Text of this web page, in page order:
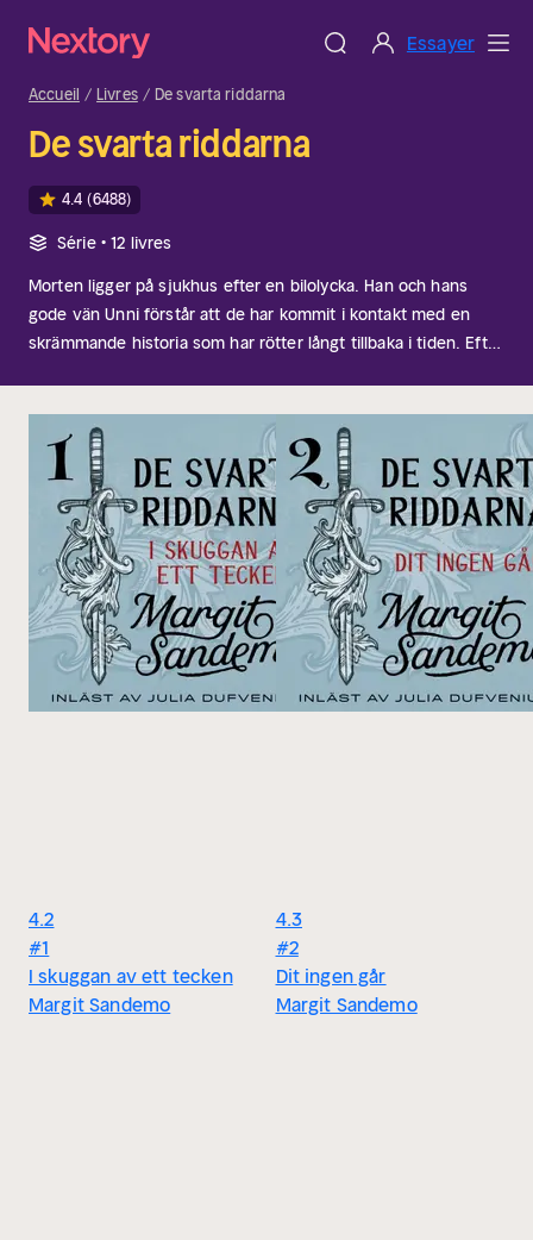
Essayer
Accueil Livres De svarta riddarna
De svarta riddarna
4.4 (6488)
Série • 12 livres
Morten ligger på sjukhus efter en bilolycka. Han och hans
gode vän Unni förstår att de har kommit i kontakt med en
skrämmande historia som har rötter långt tillbaka i tiden. Efter
onda krafterna. Men tiden är knapp. Mortens 25-årsdag
närmar sig hotfullt...
4.2
#1
I skuggan av ett tecken
Margit Sandemo
4.3
#2
Dit ingen går
Margit Sandemo